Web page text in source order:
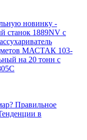
новинку -
станок 1889NV с
МАСТАК 103-
на 20 тонн с
Правильное
в